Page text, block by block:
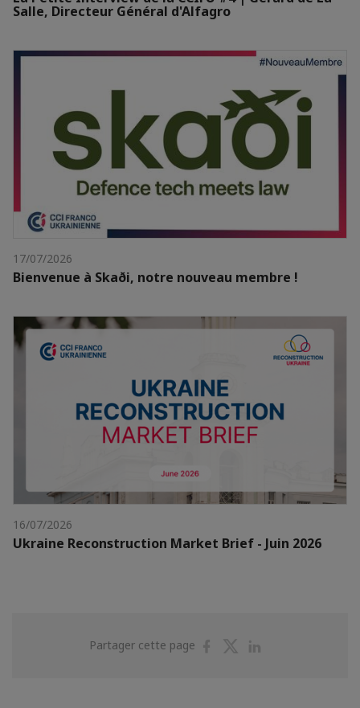
Salle, Directeur Général d'Alfagro
17/07/2026
Bienvenue à Skaði, notre nouveau membre !
16/07/2026
Ukraine Reconstruction Market Brief - Juin 2026
Partager cette page
PartagerPartager